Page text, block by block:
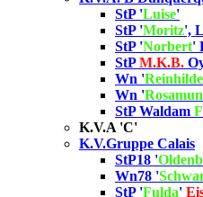
StP 'Luise'
StP 'Moritz',
StP 'Norbert'
StPM.K.B.
Wn 'Reinhilde
Wn '
StP Waldam
K.V.A 'C'
K.V.Gruppe Calais
StP18 '
Wn78 '
StP 'Fulda'